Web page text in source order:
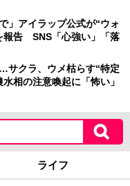
」アイラップ公式が“ウォ
報告 SNS「心強い」「落
サクラ、ウメ枯らす“特定
相の注意喚起に「怖い」
ライフ